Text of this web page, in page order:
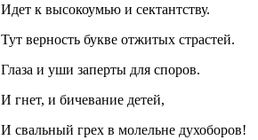
Идет к высокоумью и сектантству.
Тут верность букве отжитых страстей.
Глаза и уши заперты для споров.
И гнет, и бичевание детей,
И свальный грех в молельне духоборов!